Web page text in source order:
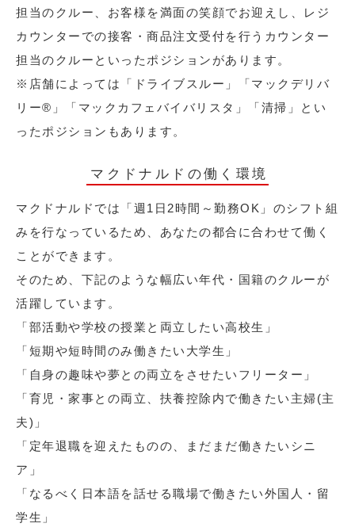
担当のクルー、お客様を満面の笑顔でお迎えし、レジ
カウンターでの接客・商品注文受付を行うカウンター
担当のクルーといったポジションがあります。
※店舗によっては「ドライブスルー」「マックデリバ
リー®︎」「マックカフェバイバリスタ」「清掃」とい
ったポジションもあります。
マクドナルドの働く環境
マクドナルドでは「週1日2時間～勤務OK」のシフト組
みを行なっているため、あなたの都合に合わせて働く
ことができます。
そのため、下記のような幅広い年代・国籍のクルーが
活躍しています。
「部活動や学校の授業と両立したい高校生」
「短期や短時間のみ働きたい大学生」
「自身の趣味や夢との両立をさせたいフリーター」
「育児・家事との両立、扶養控除内で働きたい主婦(主
夫)」
「定年退職を迎えたものの、まだまだ働きたいシニ
ア」
「なるべく日本語を話せる職場で働きたい外国人・留
学生」